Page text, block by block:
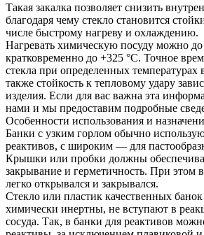
Такая закалка позволяет снизить
благодаря чему стекло становится
числе быстрому нагреву и охлаждению.
Нагревать химическую посуду можно до
кратковременно до +325 °C. Точное
стекла при определенных температурах
также стойкость к тепловому удару
изделия. Если для вас важна эта
нами и мы предоставим подробные
Особенности использования и
Банки с узким горлом обычно
реактивов, с широким — для
Крышки или пробки должны
закрывание и герметичность. При этом
легко открывался и закрывался.
Стекло или пластик качественных банок
химически инертны, не вступают в
сосуда. Так, в банки для реактивов